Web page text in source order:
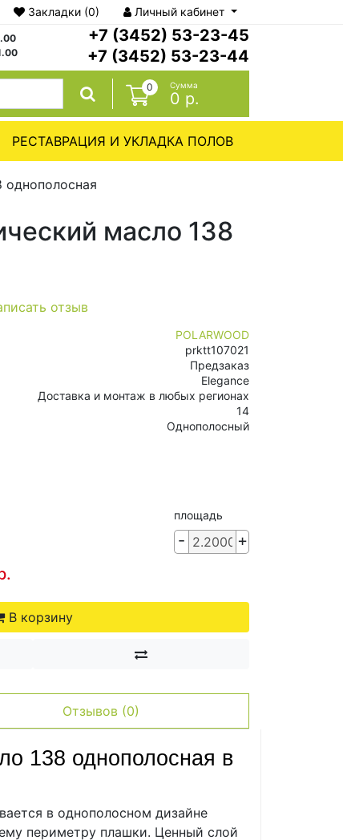
Закладки (0) Личный кабинет
+7 (3452) 53-23-45
+7 (3452) 53-23-44
0 Сумма
0 р.
РЕСТАВРАЦИЯ И УКЛАДКА ПОЛОВ
однополосная
масло 138
отзыв
POLARWOOD
prktt107021
Предзаказ
Elegance
Доставка и монтаж в любых регионах
14
Однополосный
площадь
- +
В корзину
Отзывов (0)
138 однополосная в
в однополосном дизайне
периметру плашки. Ценный слой